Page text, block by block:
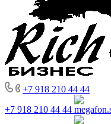
+7 918 210 44 44
+7 918 210 44 44